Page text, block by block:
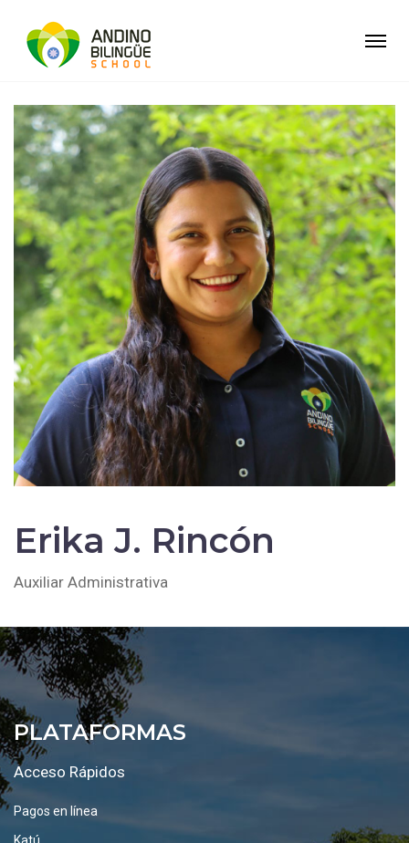
Erika J. Rincón
Auxiliar Administrativa
PLATAFORMAS
Acceso Rápidos
Pagos en línea